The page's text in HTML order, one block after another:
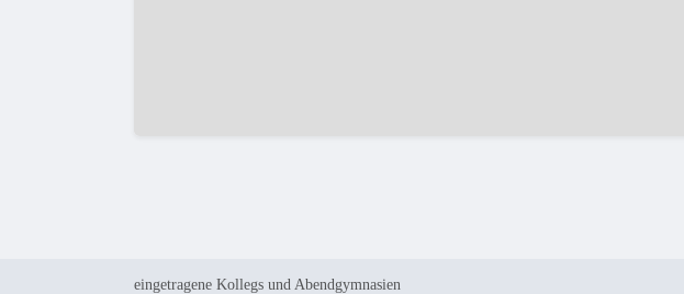
eingetragene Kollegs und Abendgymnasien